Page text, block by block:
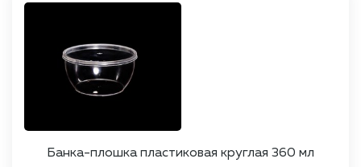
Банка-плошка пластиковая круглая 360 мл